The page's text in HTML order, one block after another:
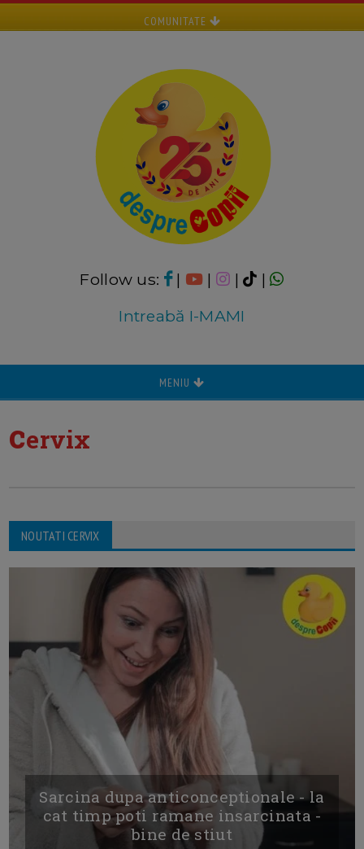
COMUNITATE
Follow us: | | |
|
Intreabă I-MAMI
MENIU
cervix
NOUTATI CERVIX
Sarcina dupa anticonceptionale - la
cat timp poti ramane insarcinata -
bine de stiut